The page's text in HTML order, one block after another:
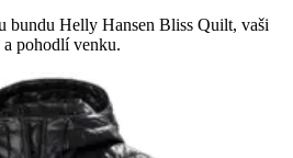
bundu Helly Hansen Bliss Quilt, vaši
a pohodlí venku.